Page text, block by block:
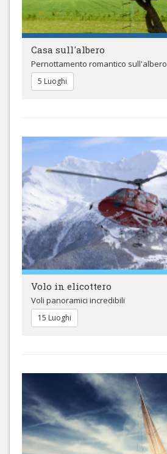
Casa sull'albero
Pernottamento romantico sull'albero
5 Luoghi
Volo in elicottero
Voli panoramici incredibili
15 Luoghi